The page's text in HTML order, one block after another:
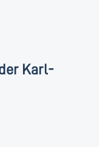
Karl-